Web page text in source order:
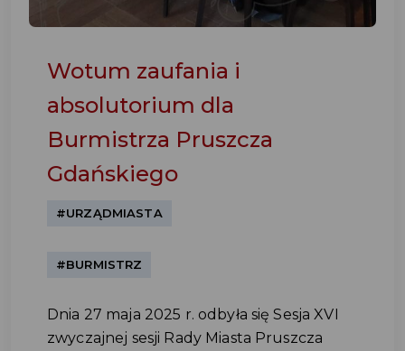
Wotum zaufania i
absolutorium dla
Burmistrza Pruszcza
Gdańskiego
#URZĄDMIASTA
#BURMISTRZ
Dnia 27 maja 2025 r. odbyła się Sesja XVI
zwyczajnej sesji Rady Miasta Pruszcza